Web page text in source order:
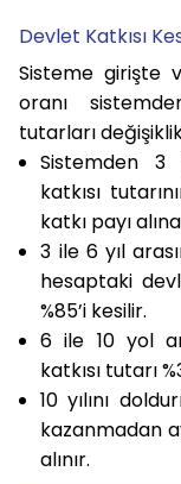
Devlet Katkısı
Sisteme girişte
oranı
tutarları
Sistemden 3
katkısı
katkı payı
3 ile 6 yıl
hesaptaki
%85’i kesilir.
6 ile 10 yol
katkısı tutarı
10 yılını
kazanmadan
alınır.